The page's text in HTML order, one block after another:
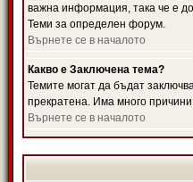
важна информация, така че е
Теми за определен форум.
Върнете се в началото
Какво е Заключена тема?
Темите могат да бъдат
прекратена. Има много
Върнете се в началото